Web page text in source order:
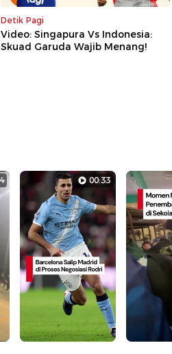
Detik Pagi
Video: Singapura Vs Indonesia:
Skuad Garuda Wajib Menang!
00:33